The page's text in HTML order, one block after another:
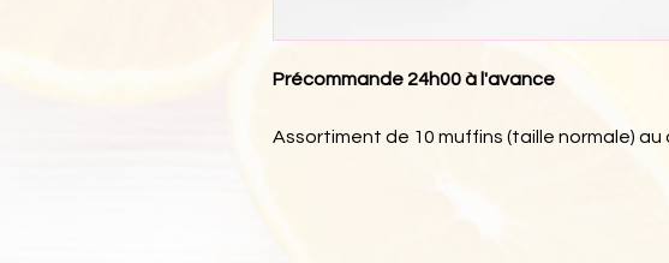
Précommande 24h00 à l'avance
Assortiment de 10 muffins (taille normale)